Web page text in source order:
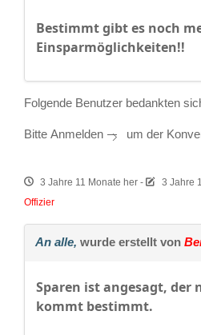
Bestimmt gibt es noch
Einsparmöglichkeiten!!
Folgende Benutzer bedankten
Bitte Anmelden um der
3 Jahre 11 Monate her - 3 Jahre
Offizier
An alle, wurde erstellt von
Sparen ist angesagt, der
kommt bestimmt.